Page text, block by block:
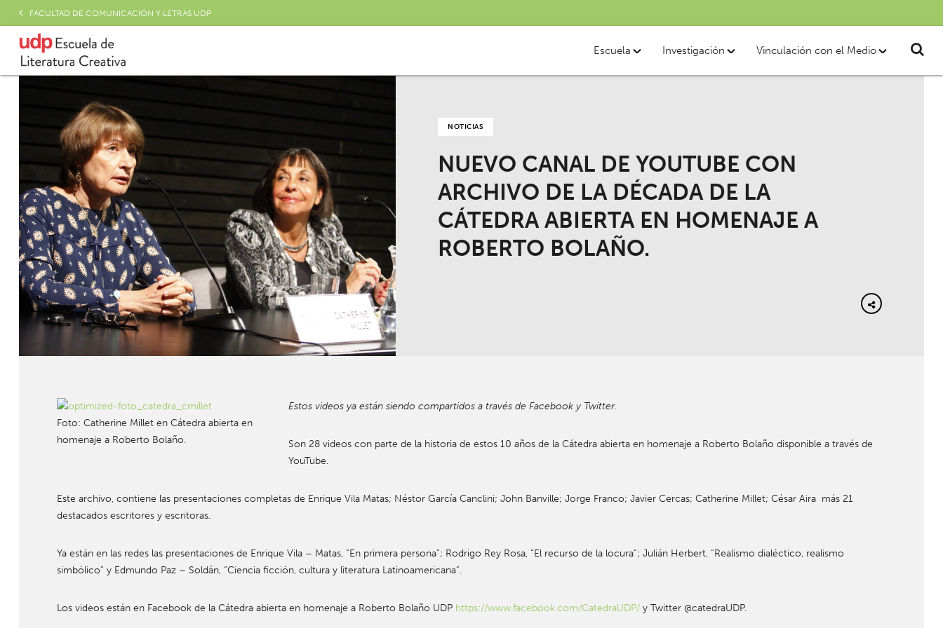
FACULTAD DE COMUNICACIÓN Y LETRAS UDP
Escuela Investigación Vinculación con el Medio
NOTICIAS
NUEVO CANAL DE YOUTUBE CON
ARCHIVO DE LA DÉCADA DE LA
CÁTEDRA ABIERTA EN HOMENAJE A
ROBERTO BOLAÑO.
Foto: Catherine Millet en Cátedra abierta en
homenaje a Roberto Bolaño.
Estos videos ya están siendo compartidos a través de Facebook y Twitter.
Son 28 videos con parte de la historia de estos 10 años de la Cátedra abierta en homenaje a Roberto Bolaño disponible a través de
YouTube.
Este archivo, contiene las presentaciones completas de Enrique Vila Matas; Néstor García Canclini; John Banville; Jorge Franco; Javier Cercas; Catherine Millet; César Aira más 21
destacados escritores y escritoras.
Ya están en las redes las presentaciones de Enrique Vila – Matas, “En primera persona”; Rodrigo Rey Rosa, “El recurso de la locura”; Julián Herbert, “Realismo dialéctico, realismo
simbólico” y Edmundo Paz – Soldán, “Ciencia ficción, cultura y literatura Latinoamericana”.
Los videos están en Facebook de la Cátedra abierta en homenaje a Roberto Bolaño UDP https://www.facebook.com/CatedraUDP/y Twitter @catedraUDP.